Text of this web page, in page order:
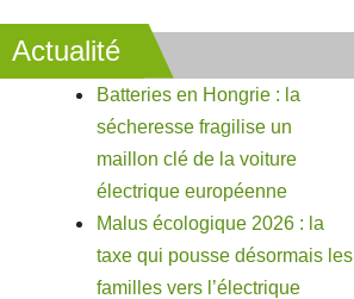
Actualité
Batteries en Hongrie : la
sécheresse fragilise un
maillon clé de la voiture
électrique européenne
Malus écologique 2026 : la
taxe qui pousse désormais les
familles vers l’électrique